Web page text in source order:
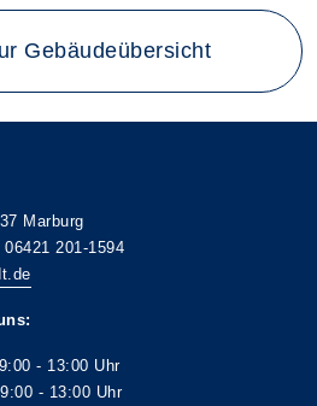
Gebäudeübersicht
Marburg
201-1594
- 13:00 Uhr
13:00 Uhr